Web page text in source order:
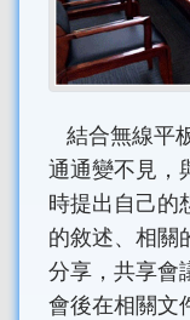
結合無線平
通通變不見，
時提出自己的
的敘述、相關
分享，共享會
會後在相關文